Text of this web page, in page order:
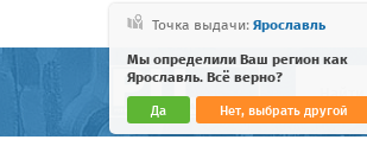
Точка выдачи: Ярославль
Мы определили Ваш регион как
Ярославль. Всё верно?
Да Нет, выбрать другой